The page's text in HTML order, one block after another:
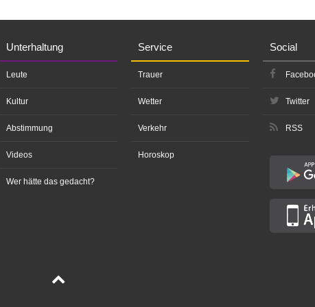
Unterhaltung
Leute
Kultur
Abstimmung
Videos
Wer hätte das gedacht?
Service
Trauer
Wetter
Verkehr
Horoskop
Social
Twitter
RSS